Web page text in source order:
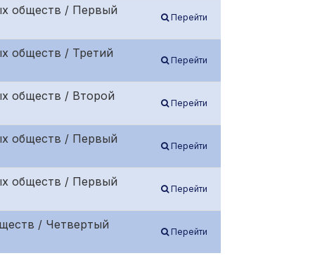
обществ / Первый
Перейти
обществ / Третий
Перейти
обществ / Второй
Перейти
обществ / Первый
Перейти
обществ / Первый
Перейти
/ Четвертый
Перейти